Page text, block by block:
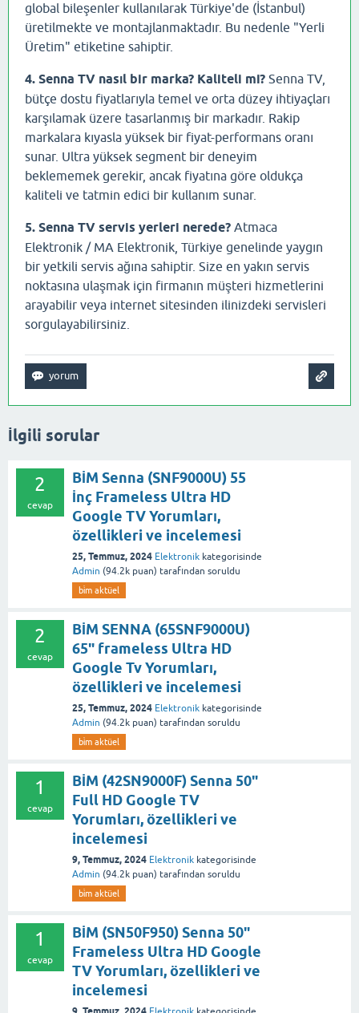
global bileşenler kullanılarak Türkiye'de (İstanbul)
üretilmekte ve montajlanmaktadır. Bu nedenle "Yerli
Üretim" etiketine sahiptir.
4. Senna TV nasıl bir marka? Kaliteli mi? Senna TV,
bütçe dostu fiyatlarıyla temel ve orta düzey ihtiyaçları
karşılamak üzere tasarlanmış bir markadır. Rakip
markalara kıyasla yüksek bir fiyat-performans oranı
sunar. Ultra yüksek segment bir deneyim
beklememek gerekir, ancak fiyatına göre oldukça
kaliteli ve tatmin edici bir kullanım sunar.
5. Senna TV servis yerleri nerede? Atmaca
Elektronik / MA Elektronik, Türkiye genelinde yaygın
bir yetkili servis ağına sahiptir. Size en yakın servis
noktasına ulaşmak için firmanın müşteri hizmetlerini
arayabilir veya internet sitesinden ilinizdeki servisleri
sorgulayabilirsiniz.
İlgili sorular
2
cevap
BİM Senna (SNF9000U) 55
İnç Frameless Ultra HD
Google TV Yorumları,
özellikleri ve incelemesi
25, Temmuz, 2024 Elektronik kategorisinde
Admin (94.2k puan) tarafından soruldu
bi̇m aktüel
2
cevap
BİM SENNA (65SNF9000U)
65" frameless Ultra HD
Google Tv Yorumları,
özellikleri ve incelemesi
25, Temmuz, 2024 Elektronik kategorisinde
Admin (94.2k puan) tarafından soruldu
bi̇m aktüel
1
cevap
BİM (42SN9000F) Senna 50"
Full HD Google TV
Yorumları, özellikleri ve
incelemesi
9, Temmuz, 2024 Elektronik kategorisinde
Admin (94.2k puan) tarafından soruldu
bi̇m aktüel
1
cevap
BİM (SN50F950) Senna 50"
Frameless Ultra HD Google
TV Yorumları, özellikleri ve
incelemesi